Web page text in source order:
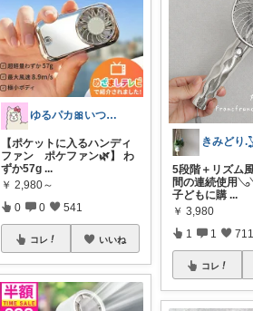
ゆるパカ🎀いつもありがとうございます✨
【ポケットに入るハンディ
ファン ポケファン🌿】 わ
ずか57g ...
￥ 2,980～
0 0 541
コレ いいね
5段階＋リズム
間の連続使用
子どもに購 ...
￥ 3,980
1 1 711
コレ